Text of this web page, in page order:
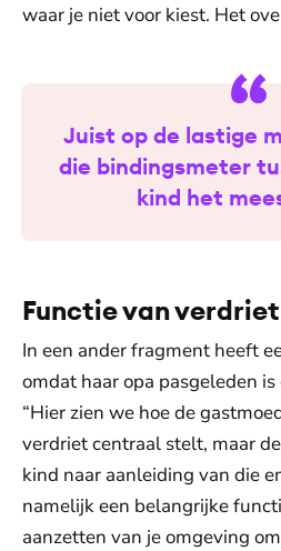
waar je niet voor kiest. Het
Juist op de lastige
die bindingsmeter
kind het
Functie van verdriet
In een ander fragment heeft
omdat haar opa pasgeleden
“Hier zien we hoe de
verdriet centraal stelt, maar
kind naar aanleiding van die
namelijk een belangrijke
aanzetten van je omgeving